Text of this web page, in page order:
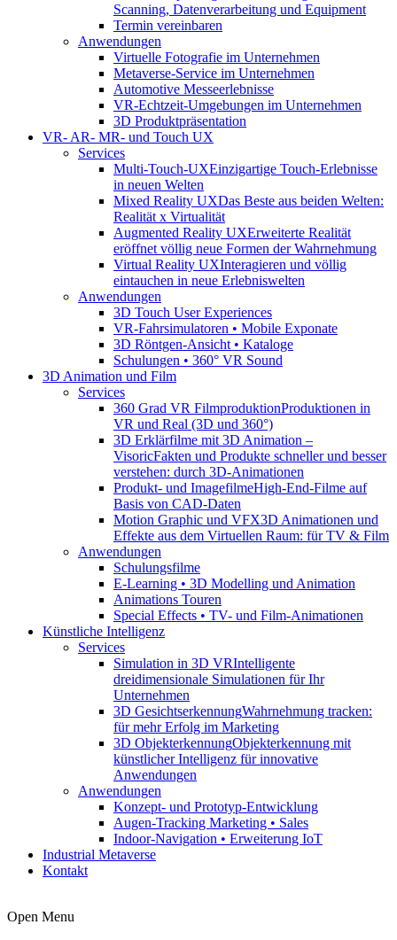
Scanning, Datenverarbeitung und Equipment
Termin vereinbaren
Anwendungen
Virtuelle Fotografie im Unternehmen
Metaverse-Service im Unternehmen
Automotive Messeerlebnisse
VR-Echtzeit-Umgebungen im Unternehmen
3D Produktpräsentation
VR- AR- MR- und Touch UX
Services
Multi-Touch-UXEinzigartige Touch-Erlebnisse
in neuen Welten
Mixed Reality UXDas Beste aus beiden Welten:
Realität x Virtualität
Augmented Reality UXErweiterte Realität
eröffnet völlig neue Formen der Wahrnehmung
Virtual Reality UXInteragieren und völlig
eintauchen in neue Erlebniswelten
Anwendungen
3D Touch User Experiences
VR-Fahrsimulatoren • Mobile Exponate
3D Röntgen-Ansicht • Kataloge
Schulungen • 360° VR Sound
3D Animation und Film
Services
360 Grad VR FilmproduktionProduktionen in
VR und Real (3D und 360°)
3D Erklärfilme mit 3D Animation –
VisoricFakten und Produkte schneller und besser
verstehen: durch 3D-Animationen
Produkt- und ImagefilmeHigh-End-Filme auf
Basis von CAD-Daten
Motion Graphic und VFX3D Animationen und
Effekte aus dem Virtuellen Raum: für TV & Film
Anwendungen
Schulungsfilme
E-Learning • 3D Modelling und Animation
Animations Touren
Special Effects • TV- und Film-Animationen
Künstliche Intelligenz
Services
Simulation in 3D VRIntelligente
dreidimensionale Simulationen für Ihr
Unternehmen
3D GesichtserkennungWahrnehmung tracken:
für mehr Erfolg im Marketing
3D ObjekterkennungObjekterkennung mit
künstlicher Intelligenz für innovative
Anwendungen
Anwendungen
Konzept- und Prototyp-Entwicklung
Augen-Tracking Marketing • Sales
Indoor-Navigation • Erweiterung IoT
Industrial Metaverse
Kontakt
Open Menu